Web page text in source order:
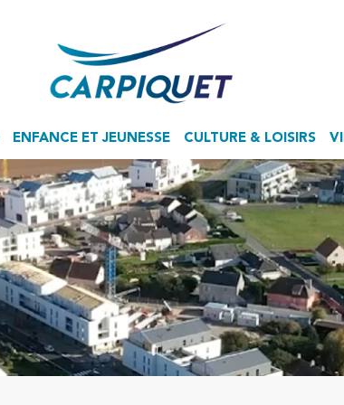
ENFANCE ET JEUNESSE CULTURE & LOISIRS